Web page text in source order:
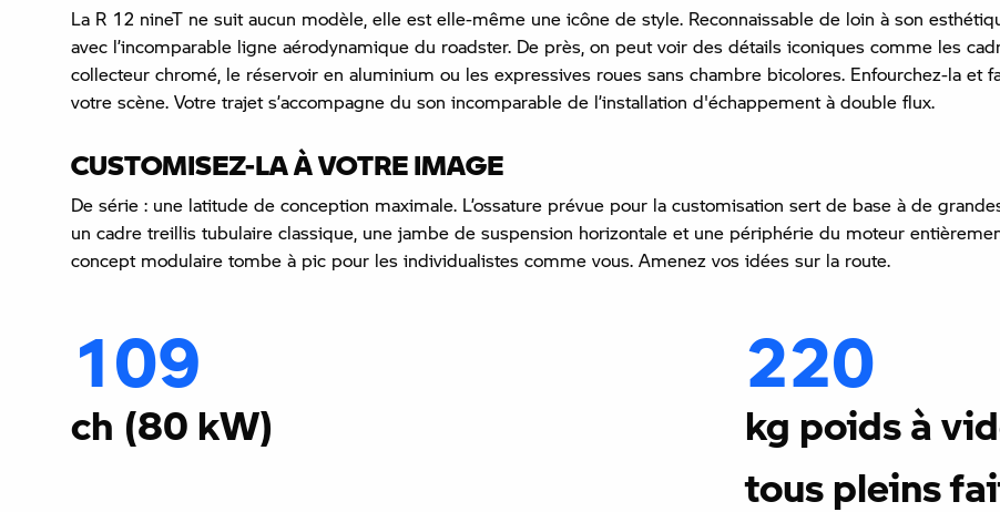
La R 12 nineT ne suit aucun modèle, elle est elle-même une icône de style. Reconnaissable de loin à son
avec l’incomparable ligne aérodynamique du roadster. De près, on peut voir des détails iconiques comme les
collecteur chromé, le réservoir en aluminium ou les expressives roues sans chambre bicolores. Enfourchez-la et
votre scène. Votre trajet s’accompagne du son incomparable de l’installation d'échappement à double flux.
CUSTOMISEZ-LA À VOTRE IMAGE
De série : une latitude de conception maximale. L’ossature prévue pour la customisation sert de base à de
un cadre treillis tubulaire classique, une jambe de suspension horizontale et une périphérie du moteur
concept modulaire tombe à pic pour les individualistes comme vous. Amenez vos idées sur la route.
109
ch (80 kW)
220
kg poids à
tous pleins